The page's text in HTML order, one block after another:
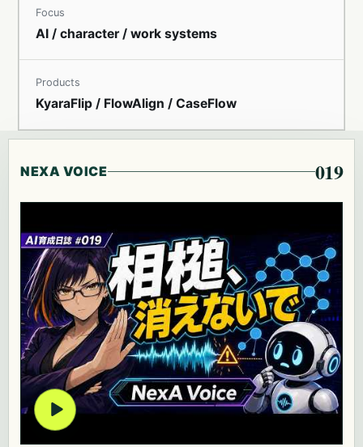
Focus
AI / character / work systems
Products
KyaraFlip / FlowAlign / CaseFlow
NEXA VOICE 019